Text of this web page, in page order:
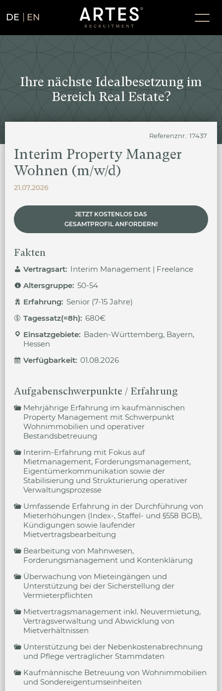
DE EN
Ihre nächste Idealbesetzung im
Bereich Real Estate?
Interim Property Manager
Wohnen (m/w/d)
Referenznr.: 17437
21.07.2026
JETZT KOSTENLOS DAS
GESAMTPROFIL ANFORDERN!
Fakten
Vertragsart: Interim Management | Freelance
Altersgruppe: 50-54
Erfahrung: Senior (7-15 Jahre)
Tagessatz(=8h): 680€
Einsatzgebiete: Baden-Württemberg, Bayern,
Hessen
Verfügbarkeit: 01.08.2026
Aufgabenschwerpunkte / Erfahrung
Mehrjährige Erfahrung im kaufmännischen
Property Management mit Schwerpunkt
Wohnimmobilien und operativer
Bestandsbetreuung
Interim-Erfahrung mit Fokus auf
Mietmanagement, Forderungsmanagement,
Eigentümerkommunikation sowie der
Stabilisierung und Strukturierung operativer
Verwaltungsprozesse
Umfassende Erfahrung in der Durchführung von
Mieterhöhungen (Index-, Staffel- und §558 BGB),
Kündigungen sowie laufender
Mietvertragsbearbeitung
Bearbeitung von Mahnwesen,
Forderungsmanagement und Kontenklärung
Überwachung von Mieteingängen und
Unterstützung bei der Sicherstellung der
Vermieterpflichten
Mietvertragsmanagement inkl. Neuvermietung,
Vertragsverwaltung und Abwicklung von
Mietverhältnissen
Unterstützung bei der Nebenkostenabrechnung
und Pflege vertraglicher Stammdaten
Kaufmännische Betreuung von Wohnimmobilien
und Sondereigentumseinheiten